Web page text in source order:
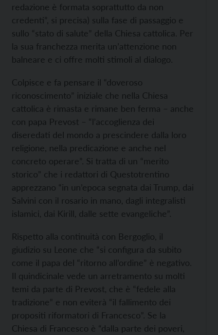
redazione è formata soprattutto da non
credenti”, si precisa) sulla fase di passaggio e
sullo “stato di salute” della Chiesa cattolica. Per
la sua franchezza merita un’attenzione non
balneare e ci offre molti stimoli al dialogo.
Colpisce e fa pensare il “doveroso
riconoscimento” iniziale che nella Chiesa
cattolica è rimasta e rimane ben ferma – anche
con papa Prevost – “l’accoglienza dei
diseredati del mondo a prescindere dalla loro
religione, nella predicazione e anche nel
concreto operare”. Si tratta di un “merito
storico” che i redattori di Questotrentino
apprezzano “in un’epoca segnata dai Trump, dai
Salvini con il rosario in mano, dagli integralisti
islamici, dai Kirill, dalle sette evangeliche”.
Rispetto alla continuità con Bergoglio, il
giudizio su Leone che “si configura da subito
come il papa del “ritorno all’ordine” è negativo.
Il quindicinale vede un arretramento su molti
temi da parte di Prevost, che è “fedele alla
tradizione” e non eviterà “il fallimento dei
propositi riformatori di Francesco”. Se la
Chiesa di Francesco è “dalla parte dei poveri,